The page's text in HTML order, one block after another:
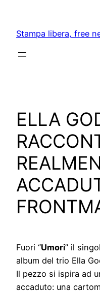
content
Stampa libera, free
ELLA
Fuori “Umori” il
album del trio Ella
Il pezzo si ispira ad
accaduto: una